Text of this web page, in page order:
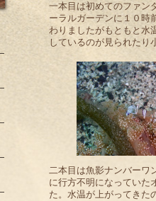
一本目は初めてのファン
ーラルガーデンに１０時
わりましたがもともと水
しているのが見られたり
二本目は魚影ナンバーワ
に行方不明になっていた
た。水温が上がってきた